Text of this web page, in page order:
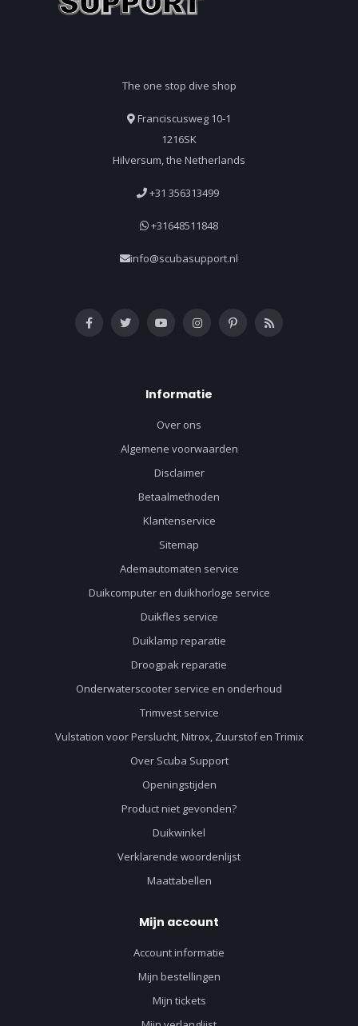
The one stop dive shop
Franciscusweg 10-1
1216SK
Hilversum, the Netherlands
+31 356313499
+31648511848
info@scubasupport.nl
Informatie
Over ons
Algemene voorwaarden
Disclaimer
Betaalmethoden
Klantenservice
Sitemap
Ademautomaten service
Duikcomputer en duikhorloge service
Duikfles service
Duiklamp reparatie
Droogpak reparatie
Onderwaterscooter service en onderhoud
Trimvest service
Vulstation voor Perslucht, Nitrox, Zuurstof en Trimix
Over Scuba Support
Openingstijden
Product niet gevonden?
Duikwinkel
Verklarende woordenlijst
Maattabellen
Mijn account
Account informatie
Mijn bestellingen
Mijn tickets